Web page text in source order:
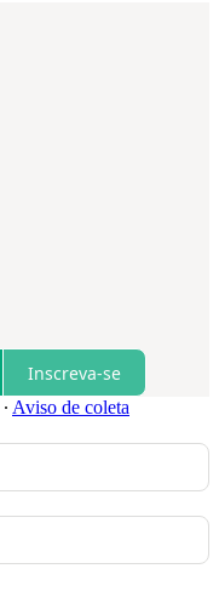
Inscreva-se
∙ Aviso de coleta